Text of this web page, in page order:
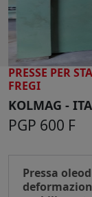
PRESSE PER
FREGI
KOLMAG -
PGP 600 F
Pressa